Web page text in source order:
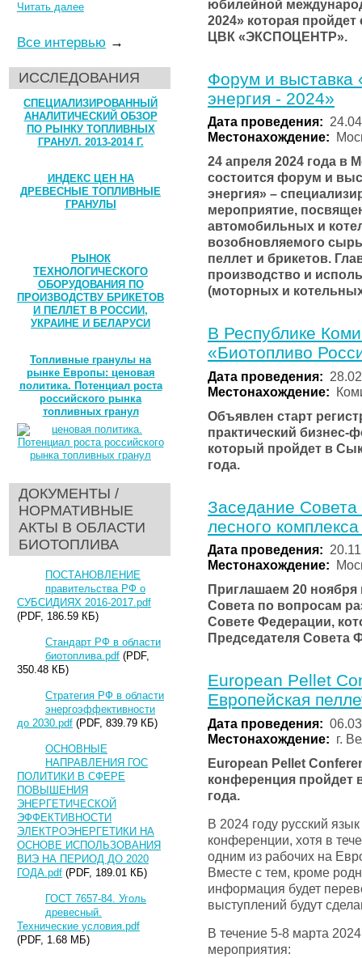
Читать далее
Все интервью →
ИССЛЕДОВАНИЯ
СПЕЦИАЛИЗИРОВАННЫЙ
АНАЛИТИЧЕСКИЙ ОБЗОР
ПО РЫНКУ ТОПЛИВНЫХ
ГРАНУЛ. 2013-2014 Г.
ИНДЕКС ЦЕН НА
ДРЕВЕСНЫЕ ТОПЛИВНЫЕ
ГРАНУЛЫ
РЫНОК
ТЕХНОЛОГИЧЕСКОГО
ОБОРУДОВАНИЯ ПО
ПРОИЗВОДСТВУ БРИКЕТОВ
И ПЕЛЛЕТ В РОССИИ,
УКРАИНЕ И БЕЛАРУСИ
Топливные гранулы на
рынке Европы: ценовая
политика. Потенциал роста
российского рынка
топливных гранул
ДОКУМЕНТЫ /
НОРМАТИВНЫЕ
АКТЫ В ОБЛАСТИ
БИОТОПЛИВА
ПОСТАНОВЛЕНИЕ
правительства РФ о
СУБСИДИЯХ 2016-2017.pdf
(PDF, 186.59 КБ)
Стандарт РФ в области
биотоплива.pdf (PDF,
350.48 КБ)
Стратегия РФ в области
энергоэффективности
до 2030.pdf (PDF, 839.79 КБ)
ОСНОВНЫЕ
НАПРАВЛЕНИЯ ГОС
ПОЛИТИКИ В СФЕРЕ
ПОВЫШЕНИЯ
ЭНЕРГЕТИЧЕСКОЙ
ЭФФЕКТИВНОСТИ
ЭЛЕКТРОЭНЕРГЕТИКИ НА
ОСНОВЕ ИСПОЛЬЗОВАНИЯ
ВИЭ НА ПЕРИОД ДО 2020
ГОДА.pdf (PDF, 189.01 КБ)
ГОСТ 7657-84. Уголь
древесный.
Технические условия.pdf
(PDF, 1.68 МБ)
юбилейной
2024» которая
ЦВК «ЭКСПОЦЕНТР».
Форум и выставка
энергия - 2024»
Дата проведения:
Местонахождение:
24 апреля 2024 года в
состоится форум и
энергия» –
мероприятие,
автомобильных и
возобновляемого
пеллет и брикетов.
производство и
(моторных и
В Республике
«Биотопливо
Дата проведения:
Местонахождение:
Объявлен старт
практический
который пройдет в
года.
Заседание Совета
лесного
Дата проведения:
Местонахождение:
Приглашаем 20 ноября
Совета по вопросам
Совете Федерации,
Председателя Совета
European Pellet
Европейская
Дата проведения:
Местонахождение: г.
European Pellet
конференция пройдет
года.
В 2024 году русский
конференции, хотя в
одним из рабочих на
Вместе с тем, кроме
информация будет
выступлений будут
В течение 5-8 марта
мероприятия: